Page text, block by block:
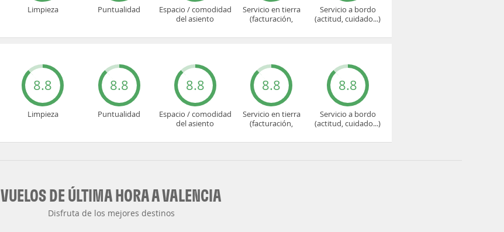
Limpieza Puntualidad
Espacio / comodidad
del asiento
Servicio en tierra
(facturación,
Servicio a bordo
(actitud, cuidado...)
8.8
Limpieza
8.8
Puntualidad
8.8
Espacio / comodidad
del asiento
8.8
Servicio en tierra
(facturación,
8.8
Servicio a bordo
(actitud, cuidado...)
VUELOS DE ÚLTIMA HORA A VALENCIA
Disfruta de los mejores destinos